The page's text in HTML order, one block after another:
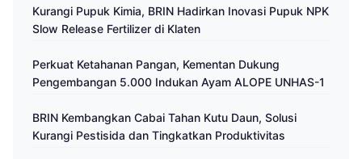
Kurangi Pupuk Kimia, BRIN Hadirkan Inovasi Pupuk NPK
Slow Release Fertilizer di Klaten
Perkuat Ketahanan Pangan, Kementan Dukung
Pengembangan 5.000 Indukan Ayam ALOPE UNHAS-1
BRIN Kembangkan Cabai Tahan Kutu Daun, Solusi
Kurangi Pestisida dan Tingkatkan Produktivitas